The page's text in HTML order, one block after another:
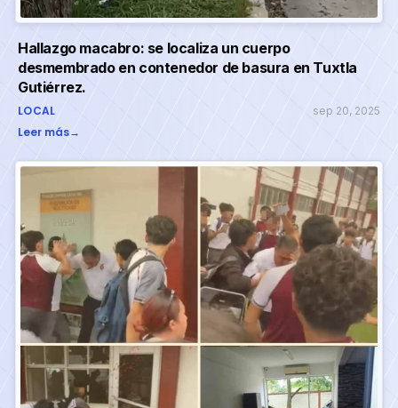
Hallazgo macabro: se localiza un cuerpo
desmembrado en contenedor de basura en Tuxtla
Gutiérrez.
LOCAL sep 20, 2025
Leer más→